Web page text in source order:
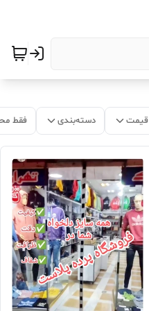
قیمت دسته‌بندی فقط